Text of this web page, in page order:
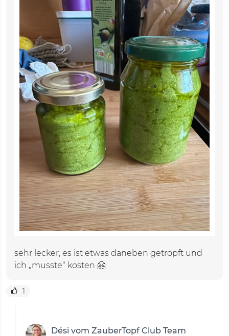
sehr lecker, es ist etwas daneben getropft und
ich „musste“ kosten 🤗
1
Dési vom ZauberTopf Club Team